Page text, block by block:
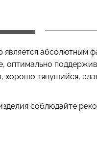
абсолютным
оптимально
тянущийся,
соблюдайте